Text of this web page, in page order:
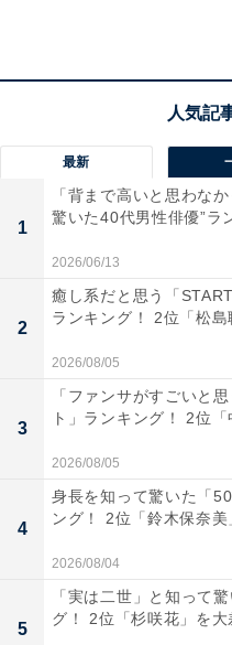
1位は、6年連続でトップ
JR線4路線が乗り入れる
商業施設や文教都市とし
高く評価されています。
あわせて読みたい
【2026年最
（駅）」ラ
「All About ニュース」は、ネ
らしの中にあふれる「なぜ？
るAll About発のニュースメデ
する疑問に対して専門家が分
報やSNSで話題のトピックス
最新
1
「背まで高いと思わな
驚いた40代男性俳優”ラ
2026/06/13
2
癒し系だと思う「
ランキング！ 2位「松
2026/08/05
3
「ファンサがすごいと
ト」ランキング！ 2位
2026/08/05
4
身長を知って驚いた「
ング！ 2位「鈴木保奈
2026/08/04
5
「実は二世」と知って
グ！ 2位「杉咲花」を